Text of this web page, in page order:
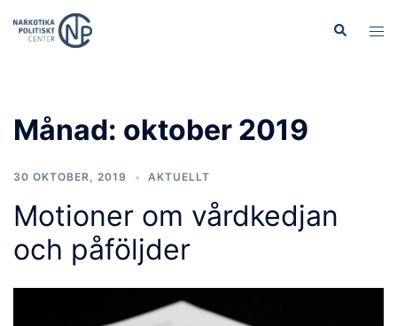
Sök
Slå
Månad: oktober 2019
30 OKTOBER, 2019 AKTUELLT
Motioner om vårdkedjan
och påföljder